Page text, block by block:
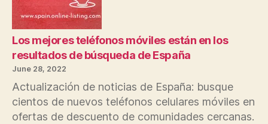
Los mejores teléfonos móviles están en los
resultados de búsqueda de España
June 28, 2022
Actualización de noticias de España: busque
cientos de nuevos teléfonos celulares móviles en
ofertas de descuento de comunidades cercanas.